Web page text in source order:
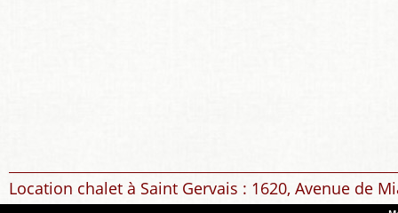
Location chalet à Saint Gervais : 1620, Avenue de